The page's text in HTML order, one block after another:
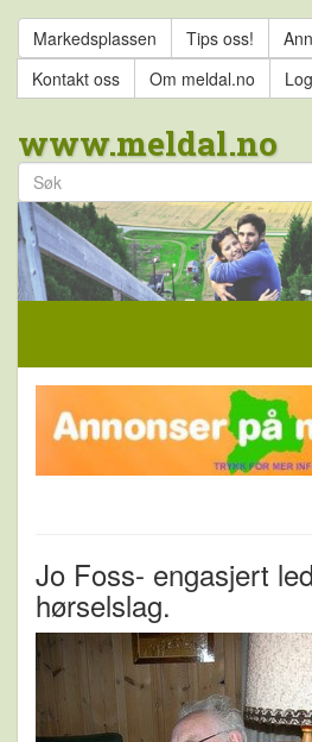
Markedsplassen Tips oss!
Kontakt oss
Om meldal.no
www.meldal.no
Jo Foss- engasjert
hørselslag.